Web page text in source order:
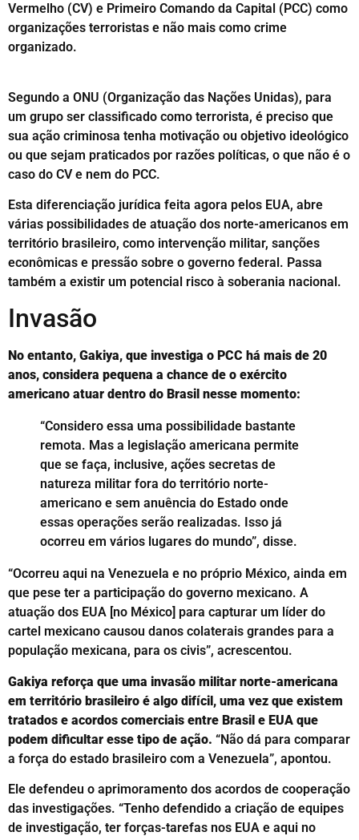
Vermelho (CV) e Primeiro Comando da Capital (PCC) como
organizações terroristas e não mais como crime
organizado.
Segundo a ONU (Organização das Nações Unidas), para
um grupo ser classificado como terrorista, é preciso que
sua ação criminosa tenha motivação ou objetivo ideológico
ou que sejam praticados por razões políticas, o que não é o
caso do CV e nem do PCC.
Esta diferenciação jurídica feita agora pelos EUA, abre
várias possibilidades de atuação dos norte-americanos em
território brasileiro, como intervenção militar, sanções
econômicas e pressão sobre o governo federal. Passa
também a existir um potencial risco à soberania nacional.
Invasão
No entanto, Gakiya, que investiga o PCC há mais de 20
anos, considera pequena a chance de o exército
americano atuar dentro do Brasil nesse momento:
“Considero essa uma possibilidade bastante
remota. Mas a legislação americana permite
que se faça, inclusive, ações secretas de
natureza militar fora do território norte-
americano e sem anuência do Estado onde
essas operações serão realizadas. Isso já
ocorreu em vários lugares do mundo”, disse.
“Ocorreu aqui na Venezuela e no próprio México, ainda em
que pese ter a participação do governo mexicano. A
atuação dos EUA [no México] para capturar um líder do
cartel mexicano causou danos colaterais grandes para a
população mexicana, para os civis”, acrescentou.
Gakiya reforça que uma invasão militar norte-americana
em território brasileiro é algo difícil, uma vez que existem
tratados e acordos comerciais entre Brasil e EUA que
podem dificultar esse tipo de ação. “Não dá para comparar
a força do estado brasileiro com a Venezuela”, apontou.
Ele defendeu o aprimoramento dos acordos de cooperação
das investigações. “Tenho defendido a criação de equipes
de investigação, ter forças-tarefas nos EUA e aqui no